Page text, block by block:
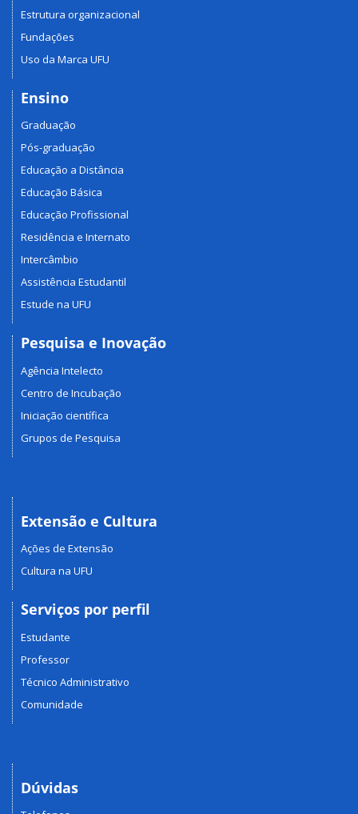
Estrutura organizacional
Fundações
Uso da Marca UFU
Ensino
Graduação
Pós-graduação
Educação a Distância
Educação Básica
Educação Profissional
Residência e Internato
Intercâmbio
Assistência Estudantil
Estude na UFU
Pesquisa e Inovação
Agência Intelecto
Centro de Incubação
Iniciação científica
Grupos de Pesquisa
Extensão e Cultura
Ações de Extensão
Cultura na UFU
Serviços por perfil
Estudante
Professor
Técnico Administrativo
Comunidade
Dúvidas